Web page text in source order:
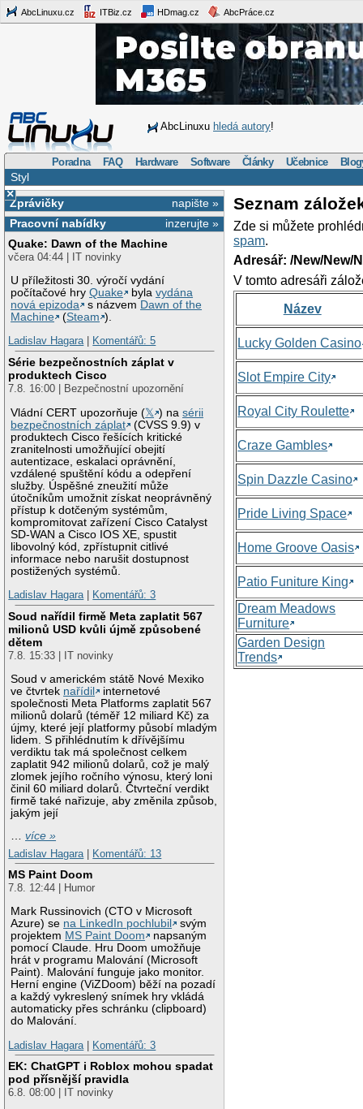
AbcLinuxu.cz ITBiz.cz HDmag.cz AbcPráce.cz
AbcLinuxu hledá autory!
Poradna FAQ Hardware Software Články Učebnice
Styl
×
napište »
Zprávičky
inzerujte »
Pracovní nabídky
Quake: Dawn of the Machine
včera 04:44 | IT novinky
U příležitosti 30. výročí vydání
počítačové hryQuake bylavydána
nová epizoda
s názvem Dawn of the
Machine
(Steam ).
Ladislav Hagara| Komentářů: 5
Série bezpečnostních záplat v
produktech Cisco
7.8. 16:00 | Bezpečnostní upozornění
Vládní CERT upozorňuje (𝕏 ) nasérii
bezpečnostních záplat
(CVSS 9.9) v
produktech Cisco řešících kritické
zranitelnosti umožňující obejití
autentizace, eskalaci oprávnění,
vzdálené spuštění kódu a odepření
služby. Úspěšné zneužití může
útočníkům umožnit získat neoprávněný
přístup k dotčeným systémům,
kompromitovat zařízení Cisco Catalyst
SD-WAN a Cisco IOS XE, spustit
libovolný kód, zpřístupnit citlivé
informace nebo narušit dostupnost
postižených systémů.
Ladislav Hagara| Komentářů: 3
Soud nařídil firmě Meta zaplatit 567
milionů USD kvůli újmě způsobené
dětem
7.8. 15:33 | IT novinky
Soud v americkém státě Nové Mexiko
ve čtvrtek nařídil
internetové
společnosti Meta Platforms zaplatit 567
milionů dolarů (téměř 12 miliard Kč) za
újmy, které její platformy působí mladým
lidem. S přihlédnutím k dřívějšímu
verdiktu tak má společnost celkem
zaplatit 942 milionů dolarů, což je malý
zlomek jejího ročního výnosu, který loni
činil 60 miliard dolarů. Čtvrteční verdikt
firmě také nařizuje, aby změnila způsob,
jakým její
…více »
Ladislav Hagara
Komentářů: 13
MS Paint Doom
7.8. 12:44 | Humor
Mark Russinovich (CTO v Microsoft
Azure) se na LinkedIn pochlubil
svým
projektem MS Paint Doom
napsaným
pomocí Claude. Hru Doom umožňuje
hrát v programu Malování (Microsoft
Paint). Malování funguje jako monitor.
Herní engine (ViZDoom) běží na pozadí
a každý vykreslený snímek hry vkládá
automaticky přes schránku (clipboard)
do Malování.
Ladislav Hagara
Komentářů: 3
EK: ChatGPT i Roblox mohou spadat
pod přísnější pravidla
6.8. 08:00 | IT novinky
Seznam
Zde si můžete
spam.
Adresář: /New/New/
V tomto adresáři
Název
Lucky Golden Casino
Slot Empire City
Royal City Roulette
Craze Gambles
Spin Dazzle Casino
Pride Living Space
Home Groove Oasis
Patio Funiture King
Dream Meadows
Furniture
Garden Design
Trends